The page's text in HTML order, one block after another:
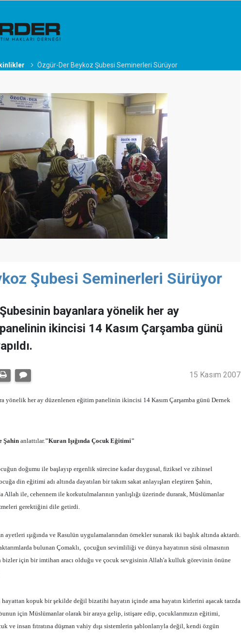
Özgür-Der Beykoz Şubesi Seminerleri Sürüyor
Şubesi Seminerleri Sürüyor
bayanlara yönelik her ay
ikincisi 14 Kasım Çarşamba günü
15 Kasım 2007
yönelik her ay düzenlenen eğitim panelinin ikincisi 14 Kasım Çarşamba günü Dernek
"Kuran Işığında Çocuk Eğitimi"
Şahinanlattılar.
doğumu ile başlayıp ergenlik sürecine kadar duygusal, fiziksel ve zihinsel
din eğitimi adı altında dayatılan bir takım sakat anlayışları eleştiren Şahin,
Allah ile, cehennem ile korkutulmalarının yanlışlığı üzerinde durarak, Müslümanlar
gerektiğini dile getirdi.
ayetleri ışığında ve Rasulün uygulamalarından örnekler sunarak iki başlık altında aktardı.
bulunan Çomaklı,
çocuğun sevimliliği ve dünya hayatının süsü olmasının
bizler için bir imtihan aracı olduğu ve çocuk sevgisinin Allah'a kulluk görevinin önüne
hayattan kopuk bir şekilde değil bizatihi hayatın içinde ama hayatın kirlerini aşacak tarzda
için Müslümanlar olarak bir araya gelip, istişare edip, çocuklarımızın eğitimi,
ve insan fıtratına düşman vahiy dışı sistemlerin şablonlarıyla değil, kendi özgün